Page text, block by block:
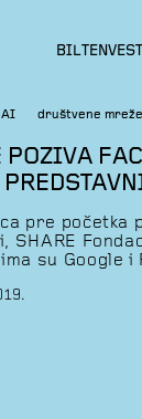
BILTEN
društvene mreže
POZIVA
pre početka
SHARE
su Google
svih pitanja u